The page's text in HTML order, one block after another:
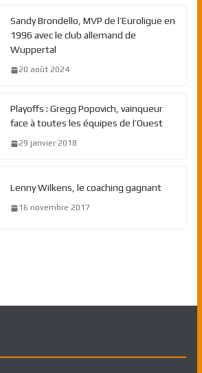
Sandy Brondello, MVP de l’Euroligue en
1996 avec le club allemand de
Wuppertal
20 août 2024
Playoffs : Gregg Popovich, vainqueur
face à toutes les équipes de l’Ouest
29 janvier 2018
Lenny Wilkens, le coaching gagnant
16 novembre 2017